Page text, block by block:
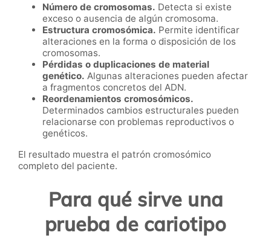
Número de cromosomas. Detecta si existe
exceso o ausencia de algún cromosoma.
Estructura cromosómica. Permite identificar
alteraciones en la forma o disposición de los
cromosomas.
Pérdidas o duplicaciones de material
genético. Algunas alteraciones pueden afectar
a fragmentos concretos del ADN.
Reordenamientos cromosómicos.
Determinados cambios estructurales pueden
relacionarse con problemas reproductivos o
genéticos.
El resultado muestra el patrón cromosómico
completo del paciente.
Para qué sirve una
prueba de cariotipo